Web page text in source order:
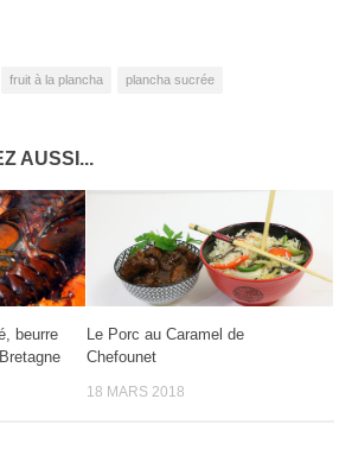
fruit à la plancha plancha sucrée
AUSSI...
beurre
Le Porc au Caramel de
Chefounet
18 MARS 2018